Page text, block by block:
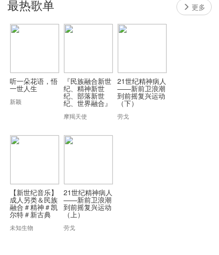
最热歌单 更多
听一朵花语，悟
一世人生
新颖
『民族融合新世
纪、精神新世
纪、部落新世
纪、世界融合』
摩羯天使
21世纪精神病人
——新前卫浪潮
到前摇复兴运动
（下）
劳戈
【新世纪音乐】
成人另类＆民族
融合＃精神＃凯
尔特＃新古典
未知生物
21世纪精神病人
——新前卫浪潮
到前摇复兴运动
（上）
劳戈